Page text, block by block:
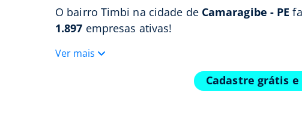
O bairro Timbi na cidade de Camaragibe - PE
1.897 empresas ativas!
Ver mais
Cadastre grátis e